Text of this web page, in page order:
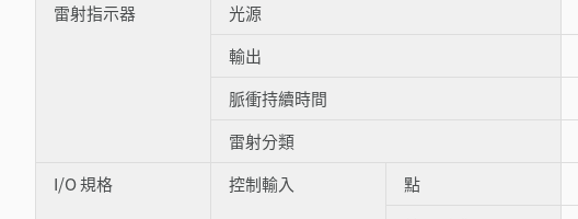
雷射指示器
光源
輸出
脈衝持續時間
雷射分類
I/O 規格
控制輸入 點